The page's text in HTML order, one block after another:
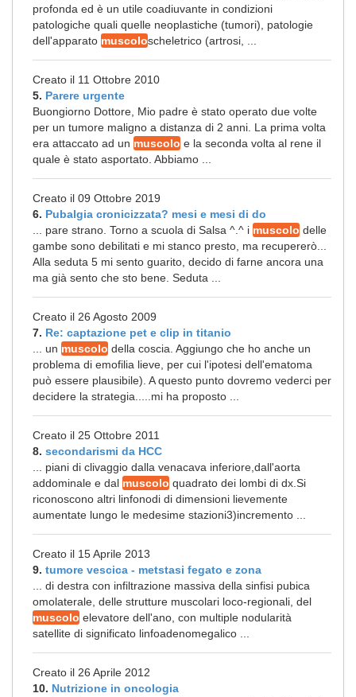
profonda ed è un utile coadiuvante in condizioni
patologiche quali quelle neoplastiche (tumori), patologie
dell'apparato muscoloscheletrico (artrosi, ...
Creato il 11 Ottobre 2010
5. Parere urgente
Buongiorno Dottore, Mio padre è stato operato due volte
per un tumore maligno a distanza di 2 anni. La prima volta
era attaccato ad un muscolo e la seconda volta al rene il
quale è stato asportato. Abbiamo ...
Creato il 09 Ottobre 2019
6. Pubalgia cronicizzata? mesi e mesi di do
... pare strano. Torno a scuola di Salsa ^.^ i muscolo delle
gambe sono debilitati e mi stanco presto, ma recupererò...
Alla seduta 5 mi sento guarito, decido di farne ancora una
ma già sento che sto bene. Seduta ...
Creato il 26 Agosto 2009
7. Re: captazione pet e clip in titanio
... un muscolo della coscia. Aggiungo che ho anche un
problema di emofilia lieve, per cui l'ipotesi dell'ematoma
può essere plausibile). A questo punto dovremo vederci per
decidere la strategia.....mi ha proposto ...
Creato il 25 Ottobre 2011
8. secondarismi da HCC
... piani di clivaggio dalla venacava inferiore,dall'aorta
addominale e dal muscolo quadrato dei lombi di dx.Si
riconoscono altri linfonodi di dimensioni lievemente
aumentate lungo le medesime stazioni3)incremento ...
Creato il 15 Aprile 2013
9. tumore vescica - metstasi fegato e zona
... di destra con infiltrazione massiva della sinfisi pubica
omolaterale, delle strutture muscolari loco-regionali, del
muscolo elevatore dell'ano, con multiple nodularità
satellite di significato linfoadenomegalico ...
Creato il 26 Aprile 2012
10. Nutrizione in oncologia